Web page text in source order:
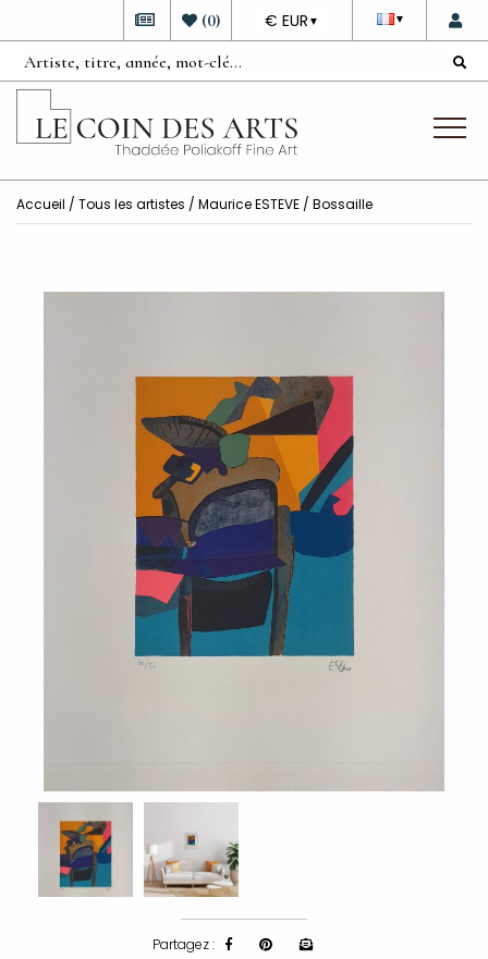
▼
DEVISE
€ EUR ▼
(0)
Accueil / Tous les artistes / Maurice ESTEVE / Bossaille
Partagez :